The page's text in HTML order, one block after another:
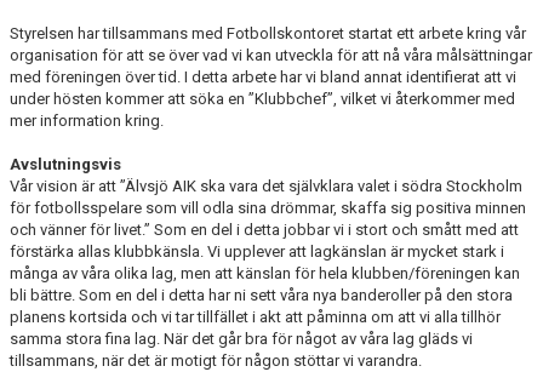
Styrelsen har tillsammans med Fotbollskontoret startat ett arbete kring vår
organisation för att se över vad vi kan utveckla för att nå våra målsättningar
med föreningen över tid. I detta arbete har vi bland annat identifierat att vi
under hösten kommer att söka en ”Klubbchef”, vilket vi återkommer med
mer information kring.
Avslutningsvis
Vår vision är att ”Älvsjö AIK ska vara det självklara valet i södra Stockholm
för fotbollsspelare som vill odla sina drömmar, skaffa sig positiva minnen
och vänner för livet.” Som en del i detta jobbar vi i stort och smått med att
förstärka allas klubbkänsla. Vi upplever att lagkänslan är mycket stark i
många av våra olika lag, men att känslan för hela klubben/föreningen kan
bli bättre. Som en del i detta har ni sett våra nya banderoller på den stora
planens kortsida och vi tar tillfället i akt att påminna om att vi alla tillhör
samma stora fina lag. När det går bra för något av våra lag gläds vi
tillsammans, när det är motigt för någon stöttar vi varandra.